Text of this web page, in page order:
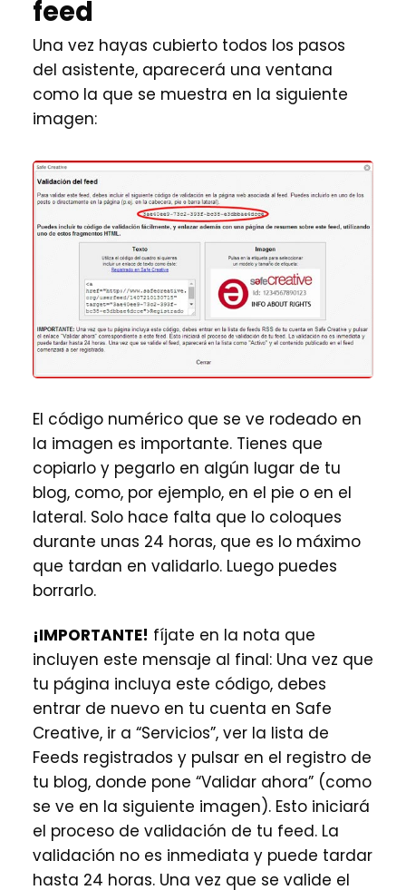
feed
Una vez hayas cubierto todos los pasos
del asistente, aparecerá una ventana
como la que se muestra en la siguiente
imagen:
El código numérico que se ve rodeado en
la imagen es importante. Tienes que
copiarlo y pegarlo en algún lugar de tu
blog, como, por ejemplo, en el pie o en el
lateral. Solo hace falta que lo coloques
durante unas 24 horas, que es lo máximo
que tardan en validarlo. Luego puedes
borrarlo.
¡IMPORTANTE! fíjate en la nota que
incluyen este mensaje al final: Una vez que
tu página incluya este código, debes
entrar de nuevo en tu cuenta en Safe
Creative, ir a “Servicios”, ver la lista de
Feeds registrados y pulsar en el registro de
tu blog, donde pone “Validar ahora” (como
se ve en la siguiente imagen). Esto iniciará
el proceso de validación de tu feed. La
validación no es inmediata y puede tardar
hasta 24 horas. Una vez que se valide el